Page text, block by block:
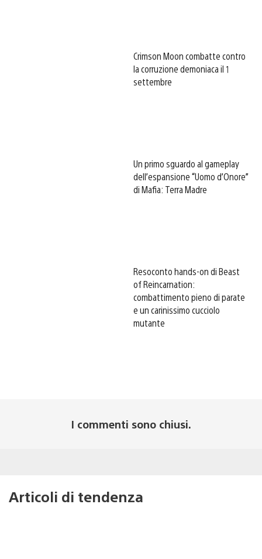
Crimson Moon combatte contro
la corruzione demoniaca il 1
settembre
Un primo sguardo al gameplay
dell’espansione “Uomo d’Onore”
di Mafia: Terra Madre
Resoconto hands-on di Beast
of Reincarnation:
combattimento pieno di parate
e un carinissimo cucciolo
mutante
I commenti sono chiusi.
Articoli di tendenza